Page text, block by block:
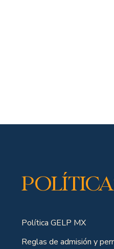
Política GELP MX
Reglas de admisión y